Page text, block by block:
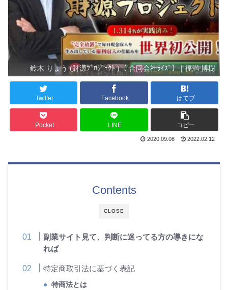
鈴木 りょう (財源ﾌﾟﾛｼﾞｪｸﾄ )【 合同会社ﾗｲｽﾞ】❘福満 博樹
Twitter Facebook はてブ
Pocket LINE コピー
2020.09.08 2022.02.12
CLOSE
Contents
副業サイト見て、判断に迷ってる方の導きにな
れば
特定商取引法に基づく表記
特商法とは